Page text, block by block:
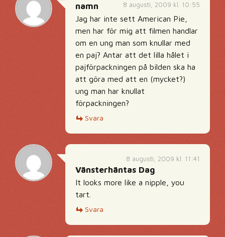
8 augusti, 2009 kl. 10:55
namn
Jag har inte sett American Pie,
men har för mig att filmen handlar
om en ung man som knullar med
en paj? Antar att det lilla hålet i
pajförpackningen på bilden ska ha
att göra med att en (mycket?)
ung man har knullat
förpackningen?
Svara
8 augusti, 2009 kl. 11:41
Vänsterhäntas Dag
It looks more like a nipple, you
tart.
Svara